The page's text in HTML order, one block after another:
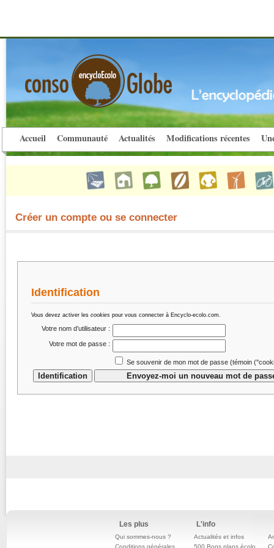
Accueil Communauté Actualités Modifications récentes
Créer un compte ou se connecter
Identification
Vous devez activer les cookies pour vous connecter à Encyclo-ecolo.com.
Votre nom d’utilisateur :
Votre mot de passe :
Se souvenir de mon mot de passe (témoin
Les plus
Qui sommes-nous ?
Conditions générales
L'info
Actualités et infos
500 Bons plans écolo